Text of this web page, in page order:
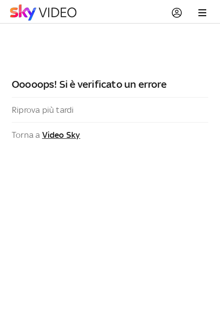
Ooooops! Si è verificato un errore
Riprova più tardi
Torna a Video Sky